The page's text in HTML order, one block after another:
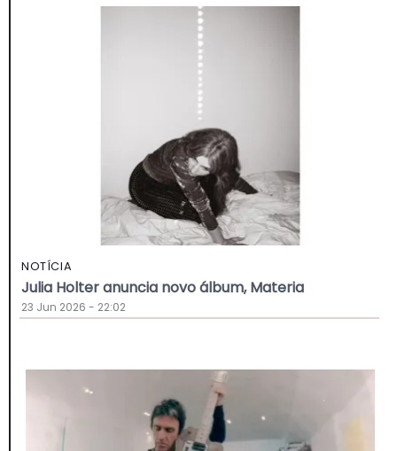
NOTÍCIA
Julia Holter anuncia novo álbum, Materia
23 Jun 2026 - 22:02